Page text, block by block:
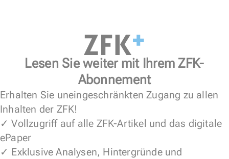
Lesen Sie weiter mit Ihrem ZFK-
Abonnement
Erhalten Sie uneingeschränkten Zugang zu allen
Inhalten der ZFK!
✓ Vollzugriff auf alle ZFK-Artikel und das digitale
ePaper
✓ Exklusive Analysen, Hintergründe und